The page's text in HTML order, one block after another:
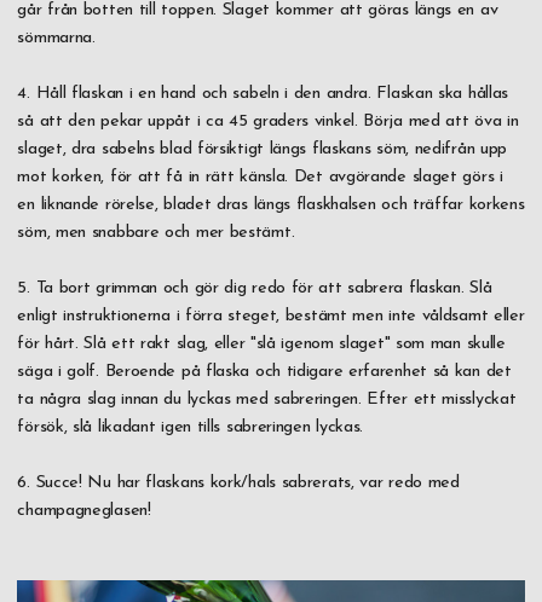
går från botten till toppen. Slaget kommer att göras längs en av
sömmarna.
4. Håll flaskan i en hand och sabeln i den andra. Flaskan ska hållas
så att den pekar uppåt i ca 45 graders vinkel. Börja med att öva in
slaget, dra sabelns blad försiktigt längs flaskans söm, nedifrån upp
mot korken, för att få in rätt känsla. Det avgörande slaget görs i
en liknande rörelse, bladet dras längs flaskhalsen och träffar korkens
söm, men snabbare och mer bestämt.
5. Ta bort grimman och gör dig redo för att sabrera flaskan. Slå
enligt instruktionerna i förra steget, bestämt men inte våldsamt eller
för hårt. Slå ett rakt slag, eller "slå igenom slaget" som man skulle
säga i golf. Beroende på flaska och tidigare erfarenhet så kan det
ta några slag innan du lyckas med sabreringen. Efter ett misslyckat
försök, slå likadant igen tills sabreringen lyckas.
6. Succe! Nu har flaskans kork/hals sabrerats, var redo med
champagneglasen!